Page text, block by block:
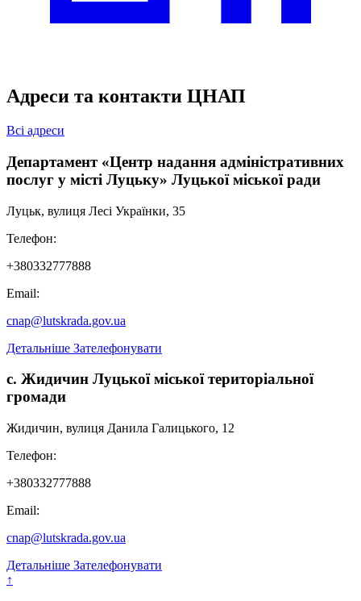
Адреси та контакти ЦНАП
Всі адреси
Департамент «Центр надання адміністративних
послуг у місті Луцьку» Луцької міської ради
Луцьк, вулиця Лесі Українки, 35
Телефон:
+380332777888
Email:
cnap@lutskrada.gov.ua
Детальніше Зателефонувати
с. Жидичин Луцької міської територіальної
громади
Жидичин, вулиця Данила Галицького, 12
Телефон:
+380332777888
Email:
cnap@lutskrada.gov.ua
Детальніше Зателефонувати
↑